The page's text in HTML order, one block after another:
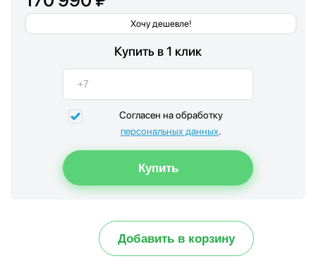
Хочу дешевле!
Купить в 1 клик
Согласен на обработку
персональных данных.
Добавить в корзину